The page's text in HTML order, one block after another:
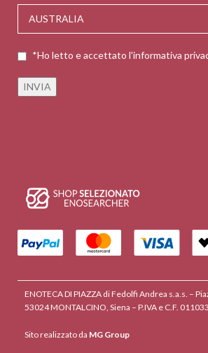
*Ho letto e accettato l'informativa
ENOTECA DI PIAZZA di Fedolfi Andrea s.a.s. –
53024 MONTALCINO, Siena – P.IVA e C.F.
Sito realizzato da MG Group